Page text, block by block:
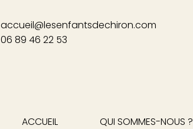
accueil@lesenfantsdechiron.com
06 89 46 22 53
ACCUEIL QUI SOMMES-NOUS ?